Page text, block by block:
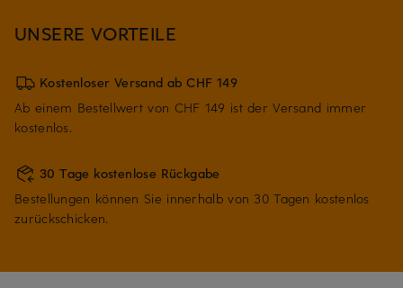
UNSERE VORTEILE
Kostenloser Versand ab CHF 149
Ab einem Bestellwert von CHF 149 ist der Versand immer
kostenlos.
30 Tage kostenlose Rückgabe
Bestellungen können Sie innerhalb von 30 Tagen kostenlos
zurückschicken.